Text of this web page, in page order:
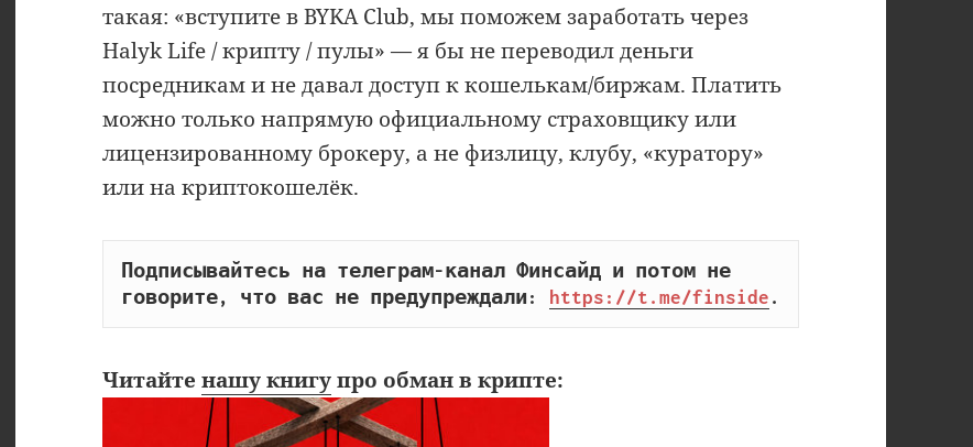
такая: «вступите в BYKA Club, мы поможем заработать через
Halyk Life / крипту / пулы» — я бы не переводил деньги
посредникам и не давал доступ к кошелькам/биржам. Платить
можно только напрямую официальному страховщику или
лицензированному брокеру, а не физлицу, клубу, «куратору»
или на криптокошелёк.
Подписывайтесь на телеграм-канал Финсайд и потом не
говорите, что вас не предупреждали:
https://t.me/finside .
Читайтенашу книгупро обман в крипте: